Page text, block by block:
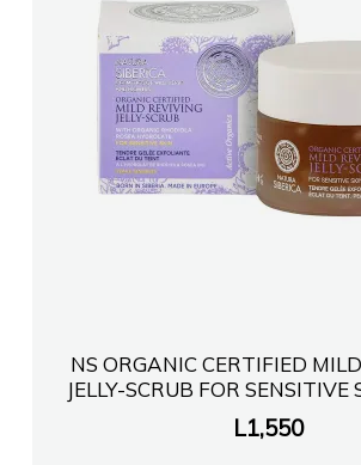
NS ORGANIC CERTIFIED
JELLY-SCRUB FOR
L1,550